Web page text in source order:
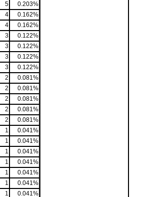
5
0.203%
4
0.162%
4
0.162%
3
0.122%
3
0.122%
3
0.122%
3
0.122%
2
0.081%
2
0.081%
2
0.081%
2
0.081%
2
0.081%
1
0.041%
1
0.041%
1
0.041%
1
0.041%
1
0.041%
1
0.041%
1 0.041%